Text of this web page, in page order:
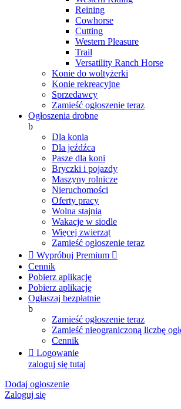
Reining
Cowhorse
Cutting
Western Pleasure
Trail
Versatility Ranch Horse
Konie do woltyżerki
Konie rekreacyjne
Sprzedawcy
Zamieść ogłoszenie teraz
Ogłoszenia drobne
b
Dla konia
Dla jeźdźca
Pasze dla koni
Bryczki i pojazdy
Maszyny rolnicze
Nieruchomości
Oferty pracy
Wolna stajnia
Wakacje w siodle
Więcej zwierząt
Zamieść ogłoszenie teraz
 Wypróbuj Premium 
Cennik
Pobierz aplikację
Pobierz aplikację
Ogłaszaj bezpłatnie
b
Zamieść ogłoszenie teraz
Zamieść nieograniczoną liczbę
Cennik
 Logowanie
zaloguj się tutaj
Dodaj ogłoszenie
Zaloguj się